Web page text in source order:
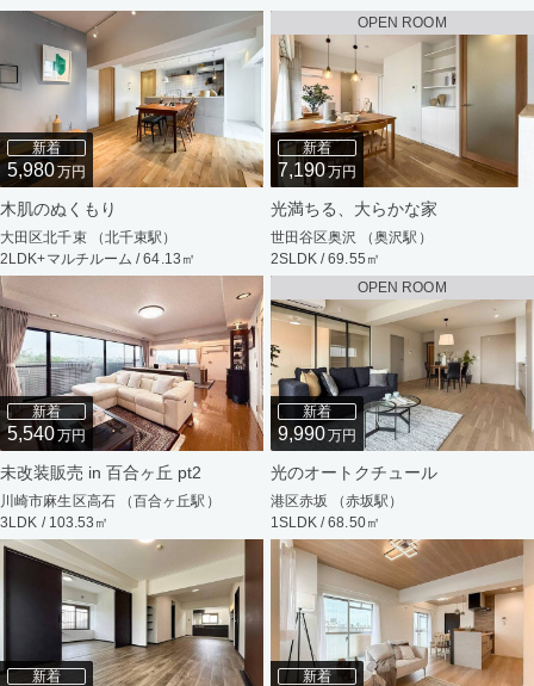
新着
5,980万円
木肌のぬくもり
大田区北千束 （北千束駅）
2LDK+マルチルーム / 64.13㎡
OPEN ROOM
新着
7,190万円
光満ちる、大らかな家
世田谷区奥沢 （奥沢駅）
2SLDK / 69.55㎡
新着
5,540万円
未改装販売 in 百合ヶ丘 pt2
川崎市麻生区高石 （百合ヶ丘駅）
3LDK / 103.53㎡
OPEN ROOM
新着
9,990万円
光のオートクチュール
港区赤坂 （赤坂駅）
1SLDK / 68.50㎡
新着 新着